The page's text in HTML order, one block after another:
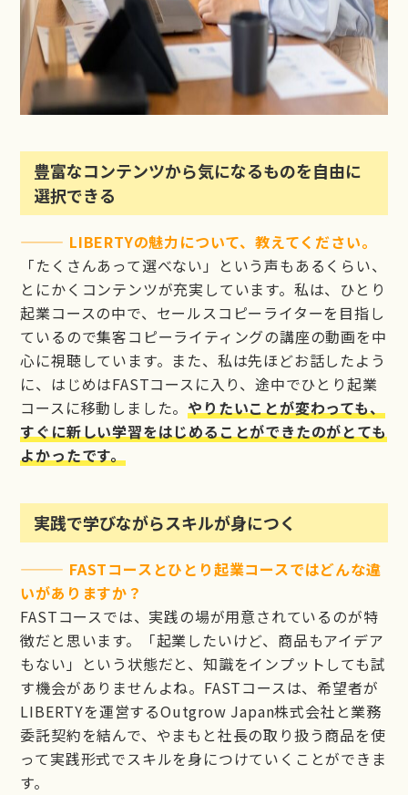
豊富なコンテンツから気になるものを自由に
選択できる
——— LIBERTYの魅力について、教えてください。
「たくさんあって選べない」という声もあるくらい、
とにかくコンテンツが充実しています。私は、ひとり
起業コースの中で、セールスコピーライターを目指し
ているので集客コピーライティングの講座の動画を中
心に視聴しています。また、私は先ほどお話したよう
に、はじめはFASTコースに入り、途中でひとり起業
コースに移動しました。やりたいことが変わっても、
すぐに新しい学習をはじめることができたのがとても
よかったです。
実践で学びながらスキルが身につく
——— FASTコースとひとり起業コースではどんな違
いがありますか？
FASTコースでは、実践の場が用意されているのが特
徴だと思います。「起業したいけど、商品もアイデア
もない」という状態だと、知識をインプットしても試
す機会がありませんよね。FASTコースは、希望者が
LIBERTYを運営するOutgrow Japan株式会社と業務
委託契約を結んで、やまもと社長の取り扱う商品を使
って実践形式でスキルを身につけていくことができま
す。